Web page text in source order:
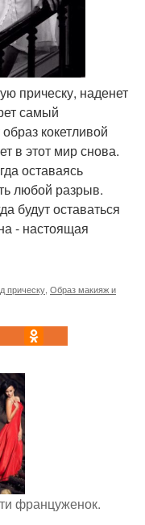
прическу, наденет
самый
кокетливой
в этот мир снова.
оставаясь
любой разрыв.
будут оставаться
- настоящая
прическу, Образ макияж и
француженок.